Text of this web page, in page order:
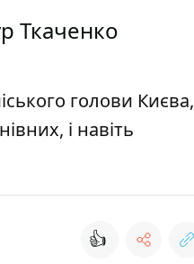
Ткаченко
голови Києва,
і навіть
👍